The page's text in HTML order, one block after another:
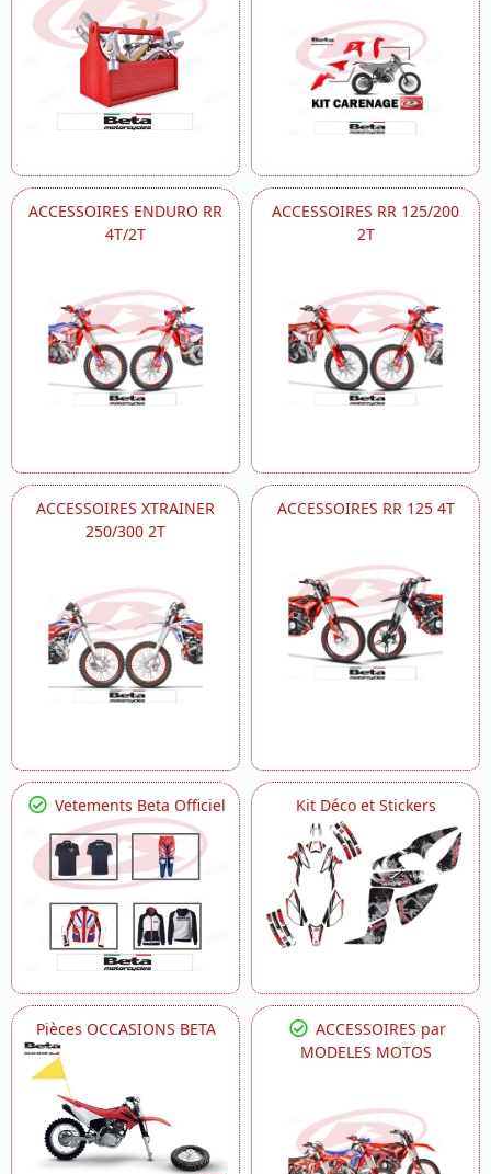
ACCESSOIRES ENDURO RR
4T/2T
ACCESSOIRES RR 125/200
2T
ACCESSOIRES XTRAINER
250/300 2T
ACCESSOIRES RR 125 4T
Vetements Beta Officiel Kit Déco et Stickers
Pièces OCCASIONS BETA
ACCESSOIRES par
MODELES MOTOS